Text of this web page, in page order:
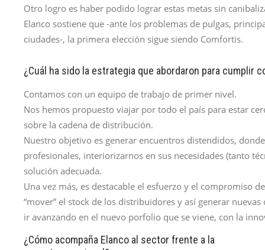
Otro logro es haber podido lograr estas metas sin
Elanco sostiene que -ante los problemas de pulgas,
ciudades-, la primera elección sigue siendo Comfortis.
¿Cuál ha sido la estrategia que abordaron para cumplir
Contamos con un equipo de trabajo de primer nivel.
Nos hemos propuesto viajar por todo el país para estar
sobre la cadena de distribución.
Nuestro objetivo es generar encuentros distendidos,
profesionales, interiorizarnos en sus necesidades (tanto
solución adecuada.
Una vez más, es destacable el esfuerzo y el compromiso
“mover” el stock de los distribuidores y así generar
ir avanzando en el nuevo porfolio que se viene, con la
¿Cómo acompaña Elanco al sector frente a la